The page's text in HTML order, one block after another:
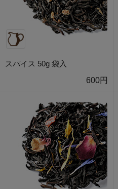
スパイス 50g 袋入
600円